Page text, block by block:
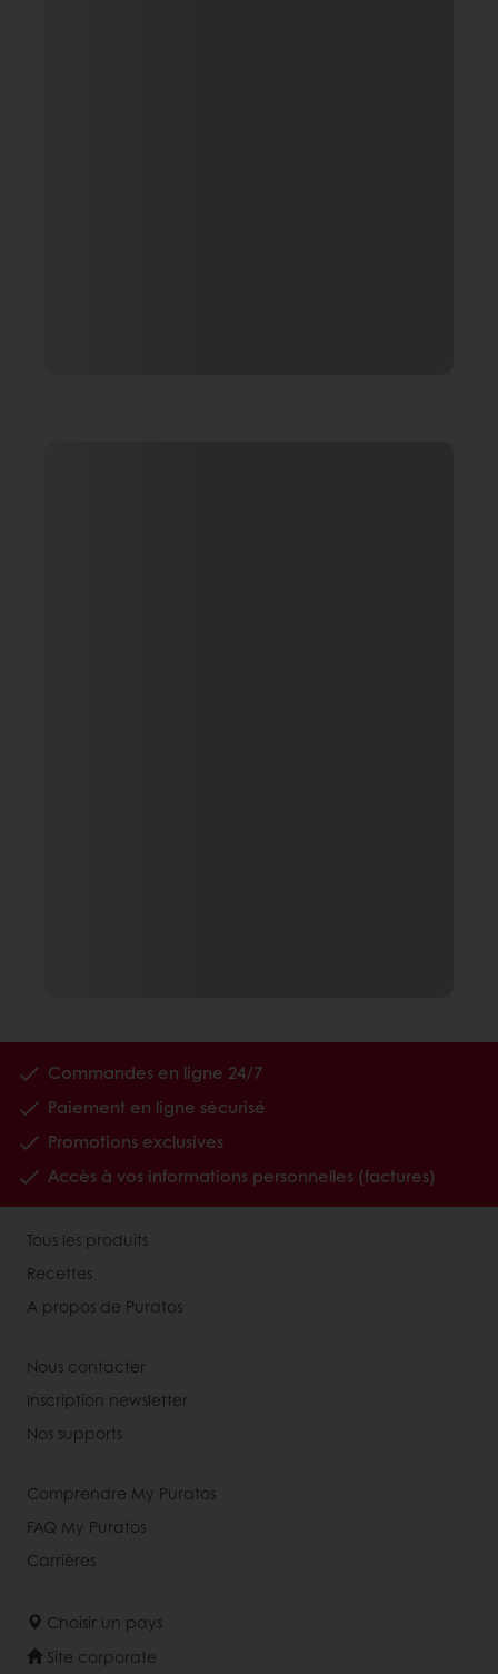
Commandes en ligne 24/7
Paiement en ligne sécurisé
Promotions exclusives
Accès à vos informations personnelles (factures)
Tous les produits
Recettes
A propos de Puratos
Nous contacter
Inscription newsletter
Nos supports
Comprendre My Puratos
FAQ My Puratos
Carrières
Choisir un pays
Site corporate